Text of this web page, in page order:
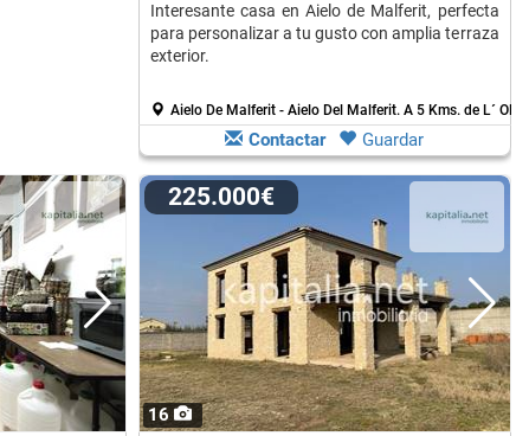
Interesante casa en Aielo de Malferit, perfecta
para personalizar a tu gusto con amplia terraza
exterior.
Aielo De Malferit - Aielo Del Malferit. A 5 Kms. de L´
Contactar Guardar
16
225.000€